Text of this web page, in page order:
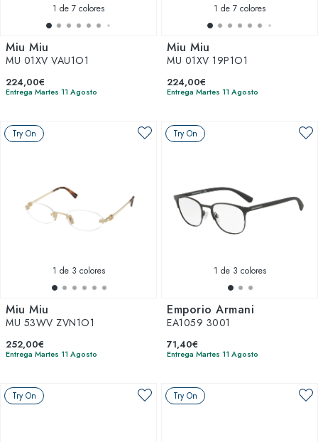
1 de 7 colores
Miu Miu
MU 01XV VAU1O1
224,00€
Entrega Martes 11 Agosto
1 de 7 colores
Miu Miu
MU 01XV 19P1O1
224,00€
Entrega Martes 11 Agosto
Try On
1 de 3 colores
Miu Miu
MU 53WV ZVN1O1
252,00€
Entrega Martes 11 Agosto
Try On
1 de 3 colores
Emporio Armani
EA1059 3001
71,40€
Entrega Martes 11 Agosto
Try On Try On